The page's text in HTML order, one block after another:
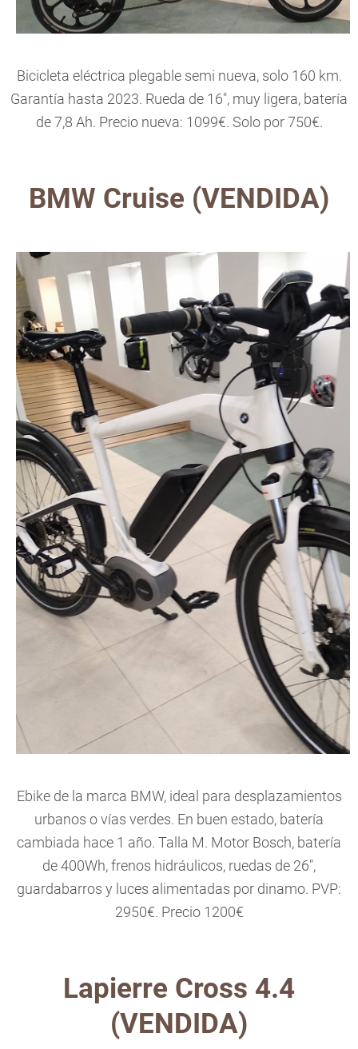
Bicicleta eléctrica plegable semi nueva, solo 160 km.
Garantía hasta 2023. Rueda de 16", muy ligera, batería
de 7,8 Ah. Precio nueva: 1099€. Solo por 750€.
BMW Cruise (VENDIDA)
Ebike de la marca BMW, ideal para desplazamientos
urbanos o vías verdes. En buen estado, batería
cambiada hace 1 año. Talla M. Motor Bosch, batería
de 400Wh, frenos hidráulicos, ruedas de 26",
guardabarros y luces alimentadas por dinamo. PVP:
2950€. Precio 1200€
Lapierre Cross 4.4
(VENDIDA)